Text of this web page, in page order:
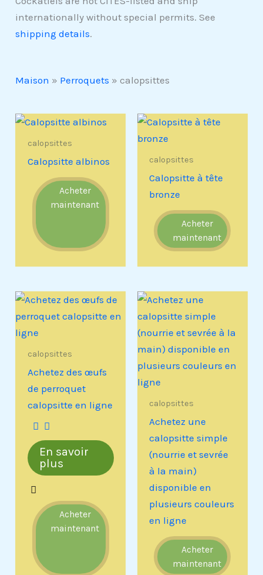
internationally without special permits. See
shipping details.
Maison » Perroquets »calopsittes
calopsittes
Calopsitte albinos
Acheter
maintenant
calopsittes
Calopsitte à tête
bronze
Acheter
maintenant
calopsittes
Achetez des œufs
de perroquet
calopsitte en ligne
En savoir
plus
Acheter
maintenant
calopsittes
Achetez une
calopsitte simple
(nourrie et sevrée
à la main)
disponible en
plusieurs couleurs
en ligne
Acheter
maintenant